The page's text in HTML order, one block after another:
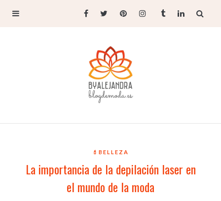
💄BELLEZA
La importancia de la depilación laser en
el mundo de la moda